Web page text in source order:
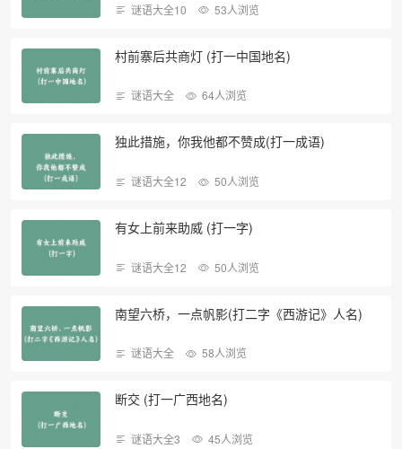
谜语大全10 53人浏览
村前寨后共商灯 (打一中国地名)
谜语大全 64人浏览
独此措施，你我他都不赞成(打一成语)
谜语大全12 50人浏览
有女上前来助威 (打一字)
谜语大全12 50人浏览
南望六桥，一点帆影(打二字《西游记》人名)
谜语大全 58人浏览
断交 (打一广西地名)
谜语大全3 45人浏览